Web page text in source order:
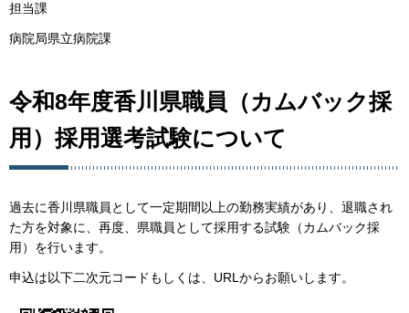
担当課
病院局県立病院課
令和8年度香川県職員（カムバック採
用）採用選考試験について
過去に香川県職員として一定期間以上の勤務実績があり、退職され
た方を対象に、再度、県職員として採用する試験（カムバック採
用）を行います。
申込は以下二次元コードもしくは、URLからお願いします。